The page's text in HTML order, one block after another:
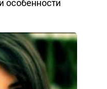
особенности